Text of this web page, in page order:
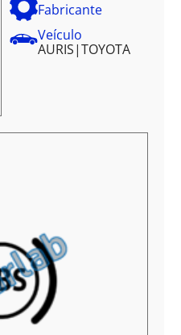
Fabricante
Veículo
AURIS|TOYOTA